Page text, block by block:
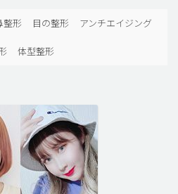
整形 目の整形 アンチエイジング
体型整形